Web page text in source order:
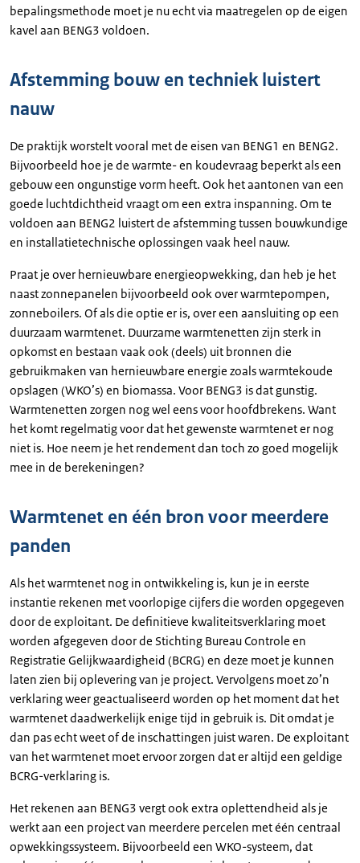
bepalingsmethode moet je nu echt via maatregelen op de eigen
kavel aan BENG3 voldoen.
Afstemming bouw en techniek luistert
nauw
De praktijk worstelt vooral met de eisen van BENG1 en BENG2.
Bijvoorbeeld hoe je de warmte- en koudevraag beperkt als een
gebouw een ongunstige vorm heeft. Ook het aantonen van een
goede luchtdichtheid vraagt om een extra inspanning. Om te
voldoen aan BENG2 luistert de afstemming tussen bouwkundige
en installatietechnische oplossingen vaak heel nauw.
Praat je over hernieuwbare energieopwekking, dan heb je het
naast zonnepanelen bijvoorbeeld ook over warmtepompen,
zonneboilers. Of als die optie er is, over een aansluiting op een
duurzaam warmtenet. Duurzame warmtenetten zijn sterk in
opkomst en bestaan vaak ook (deels) uit bronnen die
gebruikmaken van hernieuwbare energie zoals warmtekoude
opslagen (WKO’s) en biomassa. Voor BENG3 is dat gunstig.
Warmtenetten zorgen nog wel eens voor hoofdbrekens. Want
het komt regelmatig voor dat het gewenste warmtenet er nog
niet is. Hoe neem je het rendement dan toch zo goed mogelijk
mee in de berekeningen?
Warmtenet en één bron voor meerdere
panden
Als het warmtenet nog in ontwikkeling is, kun je in eerste
instantie rekenen met voorlopige cijfers die worden opgegeven
door de exploitant. De definitieve kwaliteitsverklaring moet
worden afgegeven door de Stichting Bureau Controle en
Registratie Gelijkwaardigheid (BCRG) en deze moet je kunnen
laten zien bij oplevering van je project. Vervolgens moet zo’n
verklaring weer geactualiseerd worden op het moment dat het
warmtenet daadwerkelijk enige tijd in gebruik is. Dit omdat je
dan pas echt weet of de inschattingen juist waren. De exploitant
van het warmtenet moet ervoor zorgen dat er altijd een geldige
BCRG-verklaring is.
Het rekenen aan BENG3 vergt ook extra oplettendheid als je
werkt aan een project van meerdere percelen met één centraal
opwekkingssysteem. Bijvoorbeeld een WKO-systeem, dat